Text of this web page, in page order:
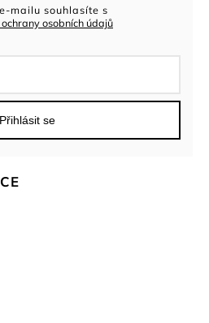
mailu souhlasíte s
osobních údajů
Přihlásit se